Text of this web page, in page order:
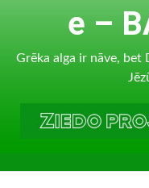
e –
Grēka alga ir nāve, bet